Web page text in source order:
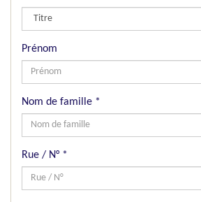
Prénom
Nom de famille *
Rue / N° *